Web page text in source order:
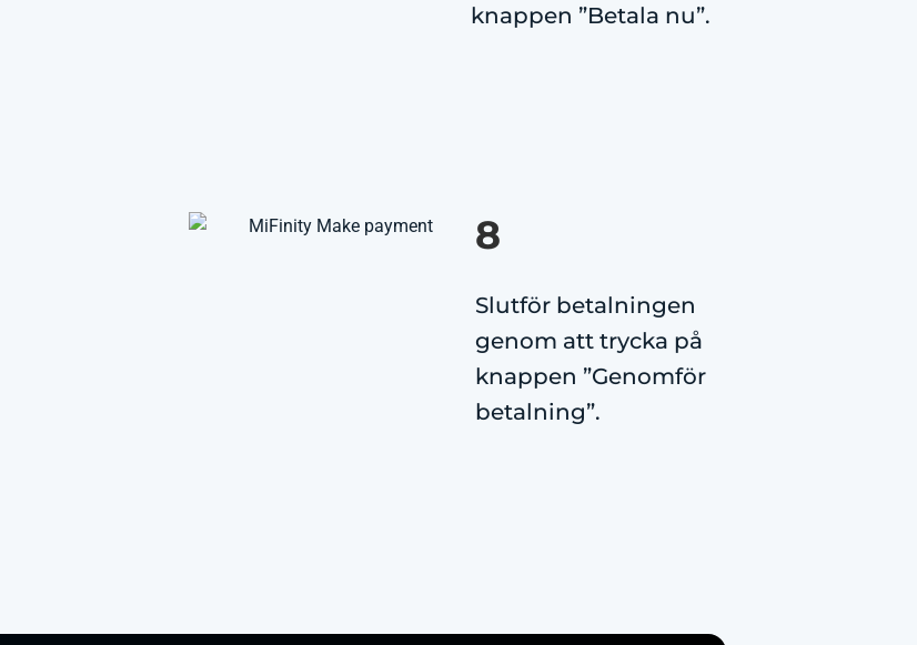
knappen ”Betala nu”.
8
Slutför betalningen
genom att trycka på
knappen ”Genomför
betalning”.